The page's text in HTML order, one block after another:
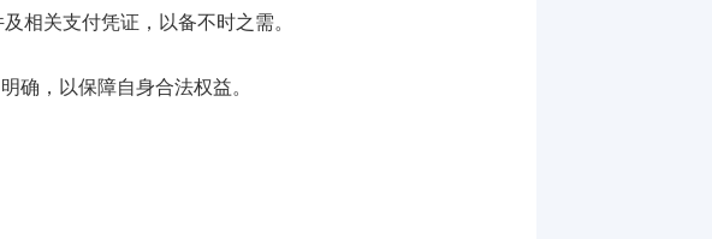
关支付凭证，以备不时之需。
，以保障自身合法权益。